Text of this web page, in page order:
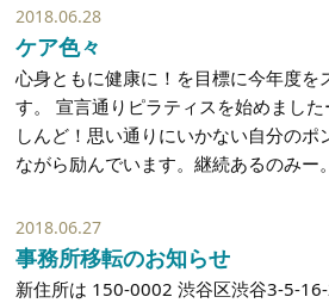
2018.06.28
ケア色々
心身ともに健康に！を目標に今年度を
す。 宣言通りピラティスを始めまし
しんど！思い通りにいかない自分のポ
ながら励んでいます。継続あるのみー
2018.06.27
事務所移転のお知らせ
新住所は 150-0002 渋谷区渋谷3-5-